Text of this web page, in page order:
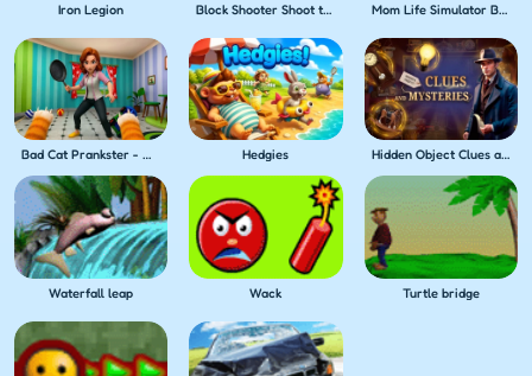
Iron Legion Block Shooter Shoot the Blocks! Mom Life Simulator Baby Care
Bad Cat Prankster - Mom's Return Hedgies Hidden Object Clues and Mysteries
Waterfall leap Wack Turtle bridge